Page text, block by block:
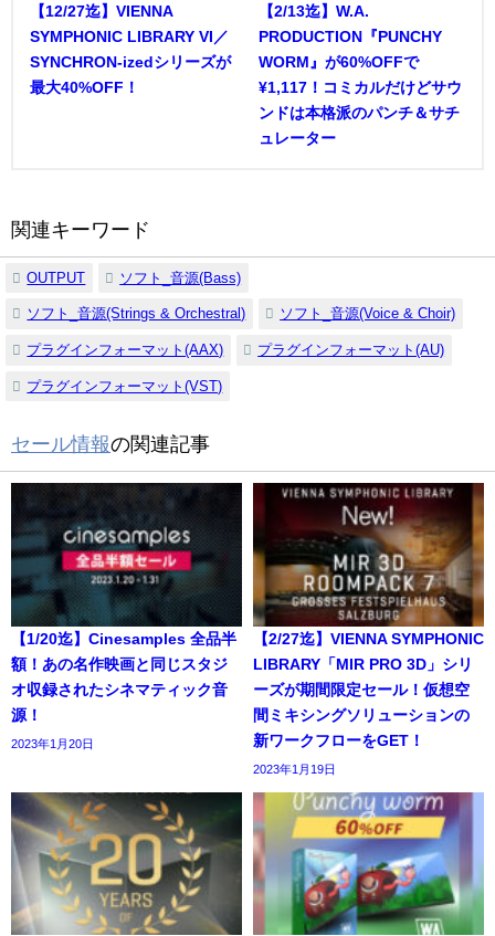
【12/27迄】VIENNA
SYMPHONIC LIBRARY VI／
SYNCHRON-izedシリーズが
最大40%OFF！
【2/13迄】W.A.
PRODUCTION『PUNCHY
WORM』が60%OFFで
¥1,117！コミカルだけどサウ
ンドは本格派のパンチ＆サチ
ュレーター
関連キーワード
OUTPUT ソフト_音源(Bass)
ソフト_音源(Strings & Orchestral) ソフト_音源(Voice & Choir)
プラグインフォーマット(AAX) プラグインフォーマット(AU)
プラグインフォーマット(VST)
セール情報の関連記事
【1/20迄】Cinesamples 全品半
額！あの名作映画と同じスタジ
オ収録されたシネマティック音
源！
2023年1月20日
【2/27迄】VIENNA SYMPHONIC
LIBRARY「MIR PRO 3D」シリ
ーズが期間限定セール！仮想空
間ミキシングソリューションの
新ワークフローをGET！
2023年1月19日